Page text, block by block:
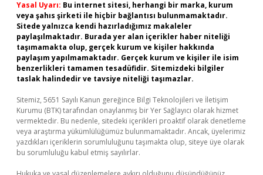
Yasal Uyarı: Bu internet sitesi, herhangi bir marka, kurum
veya şahıs şirketi ile hiçbir bağlantısı bulunmamaktadır.
Sitede yalnızca kendi hazırladığımız makaleler
paylaşılmaktadır. Burada yer alan içerikler haber niteliği
taşımamakta olup, gerçek kurum ve kişiler hakkında
paylaşım yapılmamaktadır. Gerçek kurum ve kişiler ile isim
benzerlikleri tamamen tesadüfidir. Sitemizdeki bilgiler
taslak halindedir ve tavsiye niteliği taşımazlar.
Sitemiz, 5651 Sayılı Kanun gereğince Bilgi Teknolojileri ve İletişim
Kurumu (BTK) tarafından onaylanmış bir Yer Sağlayıcı olarak hizmet
vermektedir. Bu nedenle, sitedeki içerikleri proaktif olarak denetleme
veya araştırma yükümlülüğümüz bulunmamaktadır. Ancak, üyelerimiz
yazdıkları içeriklerin sorumluluğunu taşımakta olup, siteye üye olarak
bu sorumluluğu kabul etmiş sayılırlar.